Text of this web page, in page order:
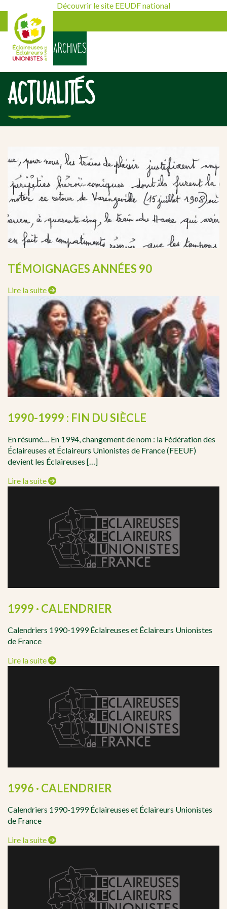
Découvrir le site EEUDF national
ARCHIVES
ACTUALITÉS
TÉMOIGNAGES ANNÉES 90
Lire la suite
1990-1999 : FIN DU SIÈCLE
En résumé… En 1994, changement de nom : la Fédération des
Éclaireuses et Éclaireurs Unionistes de France (FEEUF)
devient les Éclaireuses […]
Lire la suite
1999 · CALENDRIER
Calendriers 1990-1999 Éclaireuses et Éclaireurs Unionistes
de France
Lire la suite
1996 · CALENDRIER
Calendriers 1990-1999 Éclaireuses et Éclaireurs Unionistes
de France
Lire la suite